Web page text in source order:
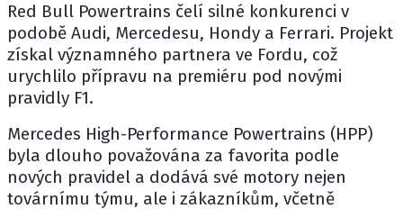
Red Bull Powertrains čelí silné konkurenci v
podobě Audi, Mercedesu, Hondy a Ferrari. Projekt
získal významného partnera ve Fordu, což
urychlilo přípravu na premiéru pod novými
pravidly F1.
Mercedes High-Performance Powertrains (HPP)
byla dlouho považována za favorita podle
nových pravidel a dodává své motory nejen
továrnímu týmu, ale i zákazníkům, včetně